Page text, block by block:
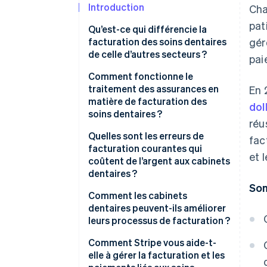
Introduction
Qu’est-ce qui différencie la
facturation des soins dentaires
de celle d’autres secteurs ?
Des codes différents
Des polices d’assurance
différentes
Davantage de pré-autorisations
Comment fonctionne le
traitement des assurances en
matière de facturation des
soins dentaires ?
Vérification des assurances
Soumission de la demande
d’indemnisation
Examen par l’assurance
Facturation des patients
Quelles sont les erreurs de
facturation courantes qui
coûtent de l’argent aux cabinets
dentaires ?
Codage incorrect ou incomplet
Documentation manquante
Envoi tardifs de demande
Facturation incorrecte
Comment les cabinets
dentaires peuvent-ils améliorer
leurs processus de facturation ?
Utilisez l’automatisation et les
logiciels pour minimiser les
Comment Stripe vous aide-t-
elle à gérer la facturation et les
En
et